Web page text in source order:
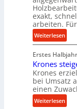
s
a
n
d
c
h
a
l
l
s
e
n
s
o
r
g
e
w
i
n
e
r
i
exakt,
arbeiten.
Weiterlesen:
P
r
ä
z
i
s
e
Erstes
Krones
Krones
bei Umsatz
einen
Weiterlesen: